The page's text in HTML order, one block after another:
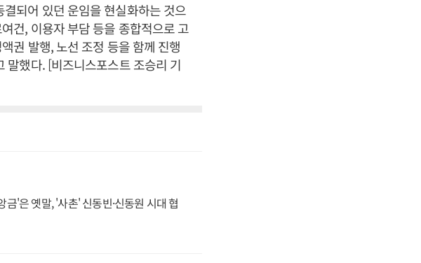
되어 있던 운임을 현실화하는 것으
건, 이용자 부담 등을 종합적으로 고
권 발행, 노선 조정 등을 함께 진행
말했다. [비즈니스포스트 조승리 기
금'은 옛말, '사촌' 신동빈·신동원 시대 협